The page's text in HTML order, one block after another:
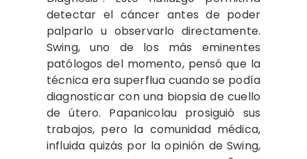
detectar el cáncer antes de poder
palparlo u observarlo directamente.
Swing, uno de los más eminentes
patólogos del momento, pensó que la
técnica era superflua cuando se podía
diagnosticar con una biopsia de cuello
de útero. Papanicolau prosiguió sus
trabajos, pero la comunidad médica,
influida quizás por la opinión de Swing,